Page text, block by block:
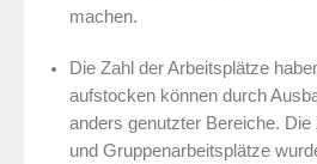
machen.
Die Zahl der Arbeitsplätze
aufstocken können durch
anders genutzter Bereiche. Die
und Gruppenarbeitsplätze